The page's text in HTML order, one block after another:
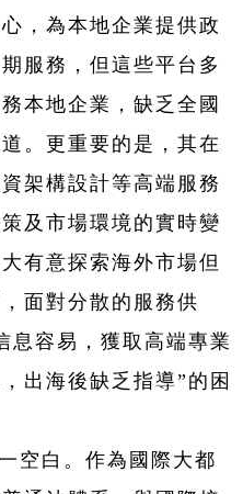
，為本地企業提供政
服務，但這些平台多
本地企業，缺乏全國
。更重要的是，其在
架構設計等高端服務
及市場環境的實時變
有意探索海外市場但
面對分散的服務供
息容易，獲取高端專業
出海後缺乏指導”的困
空白。作為國際大都